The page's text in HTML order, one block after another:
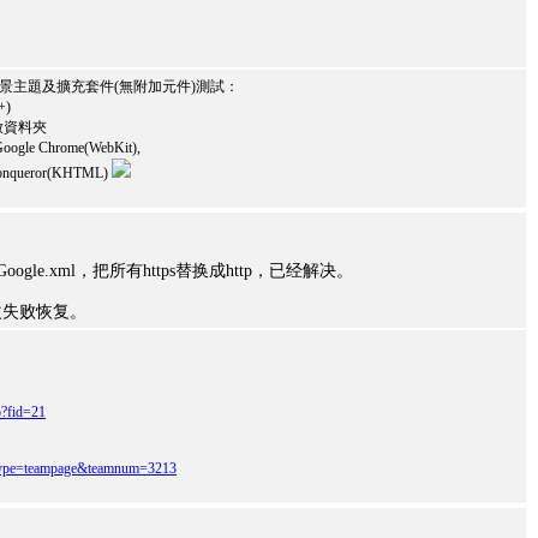
主題及擴充套件(無附加元件)測試：
資料夾
Chrome(WebKit),
，把所有https替换成http，已经解决。
败恢复。